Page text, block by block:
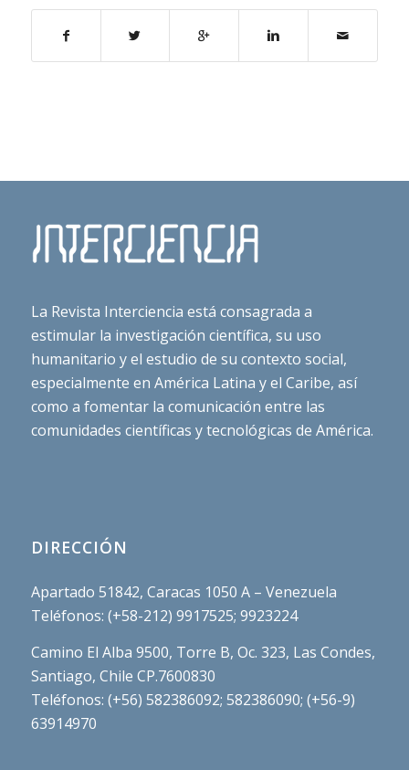
La Revista Interciencia está consagrada a
estimular la investigación científica, su uso
humanitario y el estudio de su contexto social,
especialmente en América Latina y el Caribe, así
como a fomentar la comunicación entre las
comunidades científicas y tecnológicas de América.
DIRECCIÓN
Apartado 51842, Caracas 1050 A – Venezuela
Teléfonos: (+58-212) 9917525; 9923224
Camino El Alba 9500, Torre B, Oc. 323, Las Condes,
Santiago, Chile CP.7600830
Teléfonos: (+56) 582386092; 582386090; (+56-9)
63914970